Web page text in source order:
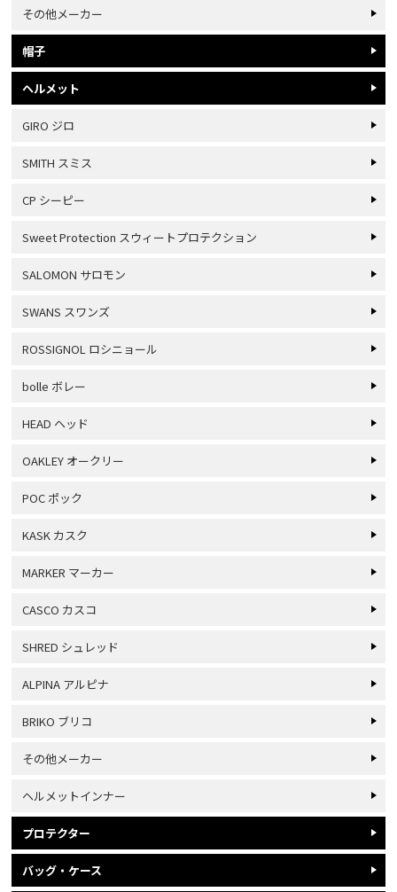
その他メーカー
帽子
ヘルメット
GIRO ジロ
SMITH スミス
CP シーピー
Sweet Protection スウィートプロテクション
SALOMON サロモン
SWANS スワンズ
ROSSIGNOL ロシニョール
bolle ボレー
HEAD ヘッド
OAKLEY オークリー
POC ポック
KASK カスク
MARKER マーカー
CASCO カスコ
SHRED シュレッド
ALPINA アルピナ
BRIKO ブリコ
その他メーカー
ヘルメットインナー
プロテクター
バッグ・ケース